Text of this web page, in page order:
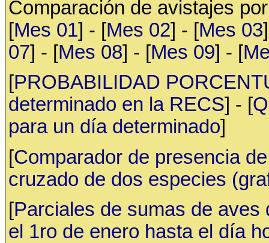
Comparación de avistajes
[Mes 01] - [Mes 02] - [Mes 03
07] - [Mes 08] - [Mes 09] - [
[PROBABILIDAD
determinado en la RECS] - [
para un día determinado]
[Comparador de presencia
cruzado de dos especies
[Parciales de sumas de
el 1ro de enero hasta el día